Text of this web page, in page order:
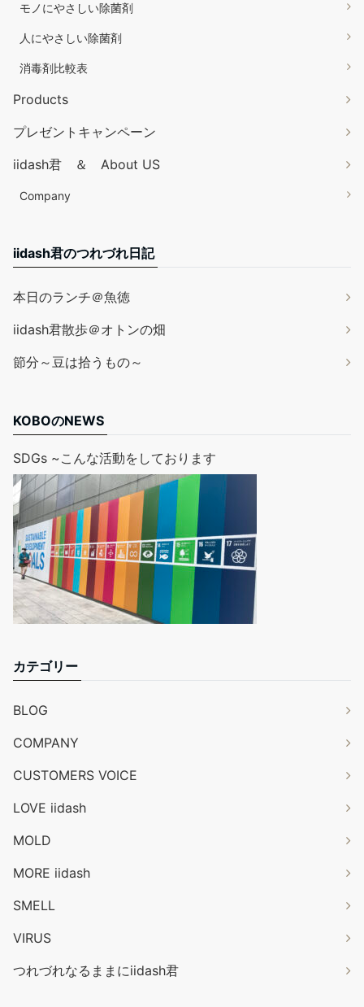
モノにやさしい除菌剤
人にやさしい除菌剤
消毒剤比較表
Products
プレゼントキャンペーン
iidash君 ＆ About US
Company
iidash君のつれづれ日記
本日のランチ＠魚徳
iidash君散歩＠オトンの畑
節分～豆は拾うもの～
KOBOのNEWS
SDGs ~こんな活動をしております
カテゴリー
BLOG
COMPANY
CUSTOMERS VOICE
LOVE iidash
MOLD
MORE iidash
SMELL
VIRUS
つれづれなるままにiidash君